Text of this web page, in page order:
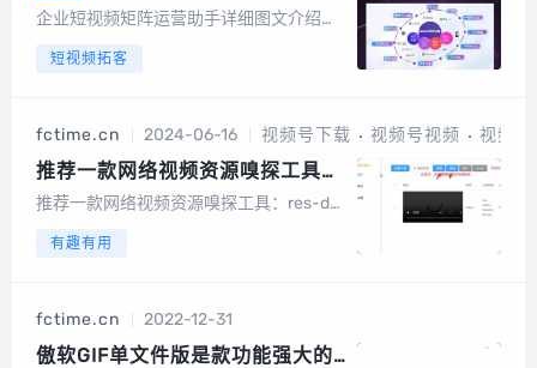
细图文介绍，AI数字人，AI文案，
企业短视频矩阵运营助手详细图文介绍算
积分，1元100积分以数字人克隆为例短视
务管理图文矩阵管理UGC裂变码多模式视
频...
短视频拓客
fctime.cn 2024-06-16 视频号下载 视频号视频 视频
推荐一款网络视频资源嗅探工具：
res-downloader,支持获取视频
乐、qq音乐、微信小程序等网络
推荐一款网络视频资源嗅探工具：res-do
小红书、酷狗音乐、qq音乐、微信小程序
有趣有用
fctime.cn 2022-12-31
傲软GIF单文件版是款功能强大的